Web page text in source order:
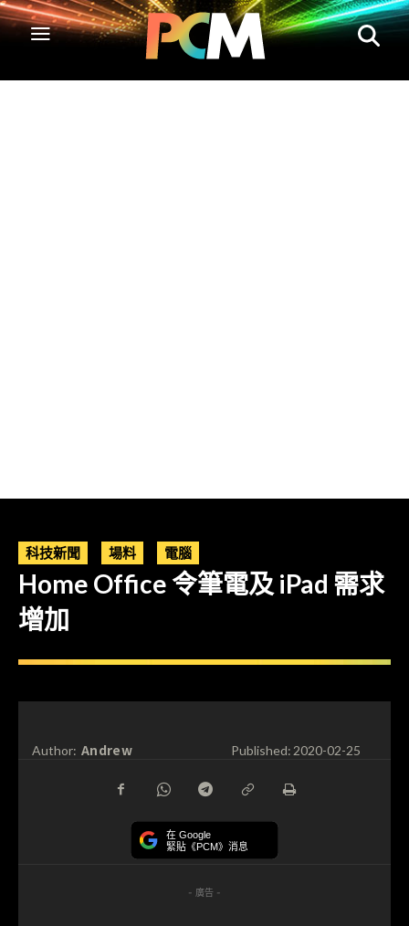
科技新聞 場料 電腦
Home Office 令筆電及 iPad 需求
增加
Author: Andrew Published:2020-02-25
在 Google
緊貼《PCM》消息
- 廣告 -